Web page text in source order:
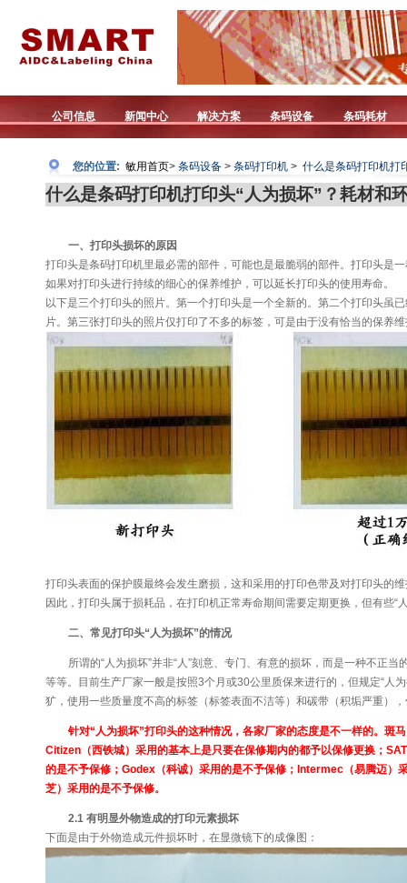
公司信息 新闻中心 解决方案 条码设备 条码耗材
您的位置: 敏用首页> 条码设备 > 条码打印机 > 什么是条码打印机打
什么是条码打印机打印头“人为损坏”？耗材和
一、打印头损坏的原因
打印头是条码打印机里最必需的部件，可能也是最脆弱的部件。打印头是
如果对打印头进行持续的细心的保养维护，可以延长打印头的使用寿命。
以下是三个打印头的照片。第一个打印头是一个全新的。第二个打印头虽
片。第三张打印头的照片仅打印了不多的标签，可是由于没有恰当的保养
打印头表面的保护膜最终会发生磨损，这和采用的打印色带及对打印头的
因此，打印头属于损耗品，在打印机正常寿命期间需要定期更换，但有些“
二、常见打印头“人为损坏”的情况
所谓的“人为损坏”并非“人”刻意、专门、有意的损坏，而是一种不正
等等。目前生产厂家一般是按照3个月或30公里质保来进行的，但规定“人
犷，使用一些质量度不高的标签（标签表面不洁等）和碳带（积垢严重）
针对“人为损坏”打印头的这种情况，各家厂家的态度是不一样的。斑
Citizen（西铁城）采用的基本上是只要在保修期内的都予以保修更换；
的是不予保修；Godex（科诚）采用的是不予保修；Intermec（易腾迈
芝）采用的是不予保修。
2.1 有明显外物造成的打印元素损坏
下面是由于外物造成元件损坏时，在显微镜下的成像图：